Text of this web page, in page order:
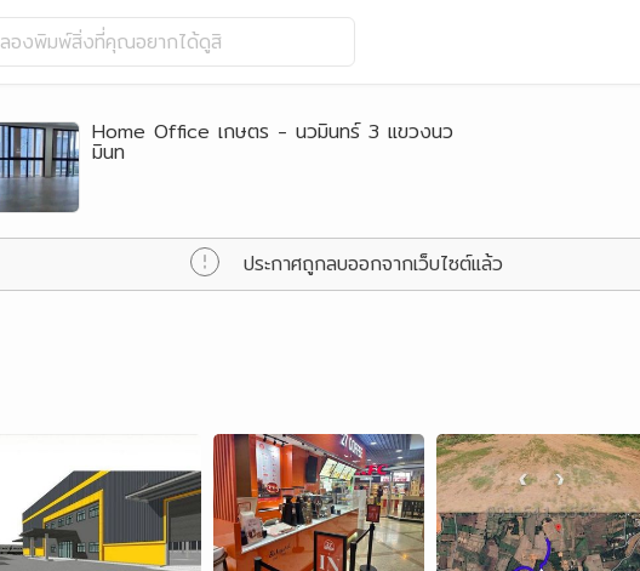
ลองพิมพ์สิ่งที่คุณอยากได้ดูสิ
Home Office เกษตร - นวมินทร์ 3 แขวงนว
มินท
ประกาศถูกลบออกจากเว็บไซต์แล้ว